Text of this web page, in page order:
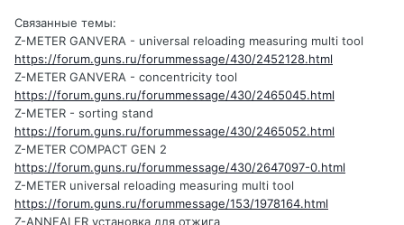
Связанные темы:
Z-METER GANVERA - universal reloading measuring multi tool
https://forum.guns.ru/forummessage/430/2452128.html
Z-METER GANVERA - concentricity tool
https://forum.guns.ru/forummessage/430/2465045.html
Z-METER - sorting stand
https://forum.guns.ru/forummessage/430/2465052.html
Z-METER COMPACT GEN 2
https://forum.guns.ru/forummessage/430/2647097-0.html
Z-METER universal reloading measuring multi tool
https://forum.guns.ru/forummessage/153/1978164.html
Z-ANNEALER установка для отжига